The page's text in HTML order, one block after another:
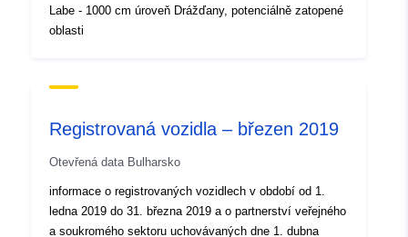
Labe - 1000 cm úroveň Drážďany, potenciálně zatopené
oblasti
Registrovaná vozidla – březen 2019
Otevřená data Bulharsko
informace o registrovaných vozidlech v období od 1.
ledna 2019 do 31. března 2019 a o partnerství veřejného
a soukromého sektoru uchovávaných dne 1. dubna